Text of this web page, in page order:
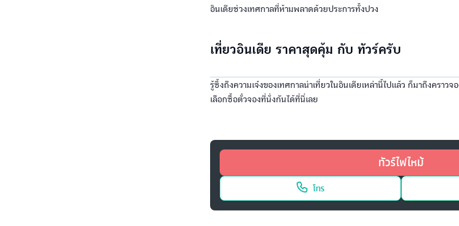
อินเดียช่วงเทศกาลที่ห้ามพลาดด้วยประการทั้งปวง
เที่ยวอินเดีย ราคาสุดคุ้ม กับ ทัวร์ครับ
รู้ซึ้งถึงความเจ๋งของเทศกาลน่าเที่ยวในอินเดียเหล่านี้ไปแล้ว ก็มาถึงคราวจ
เลือกซื้อตั๋วจองที่นั่งกันได้ที่นี่เลย
ทัวร์ไฟไหม้
โทร